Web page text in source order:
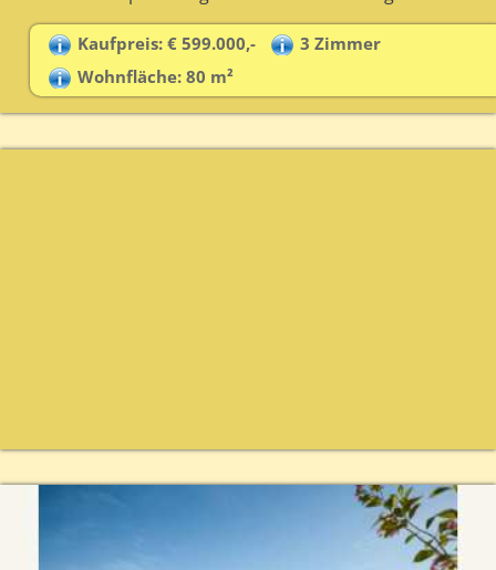
Kaufpreis: € 599.000,-
3 Zimmer
Wohnfläche: 80 m²